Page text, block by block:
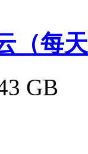
（每
GB